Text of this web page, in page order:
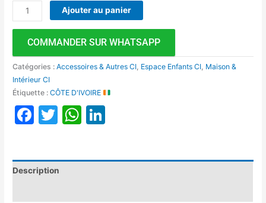
Ajouter au panier
COMMANDER SUR WHATSAPP
Catégories :Accessoires & Autres CI, Espace Enfants CI, Maison &
Intérieur CI
Étiquette :CÔTE D'IVOIRE
Facebook
TwitterWhatsApp
Description